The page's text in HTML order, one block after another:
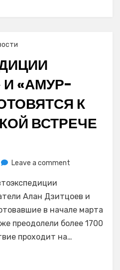
«АМУР-
К
ВСТРЕЧЕ
Leave a comment
и
«Амур-
готовятся
к
Алан Дзитцоев и
в начале марта
преодолели более 1700
проходит на…